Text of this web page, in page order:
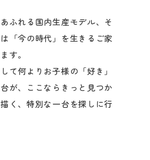
ふれる国内生産モデル、そ
「今の時代」を生きるご家
す。
て何よりお子様の「好き」
が、ここならきっと見つか
く、特別な一台を探しに行